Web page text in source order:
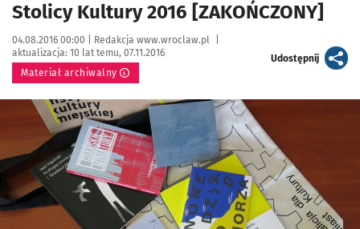
Stolicy Kultury 2016 [ZAKOŃCZONY]
Data publikacji:
04.08.2016 00:00 | Autor:
Redakcja www.wroclaw.pl
aktualizacja: 10 lat temu, 07.11.2016
Materiał archiwalny
Udostępnijartykuł
Kliknij, aby powiększyć